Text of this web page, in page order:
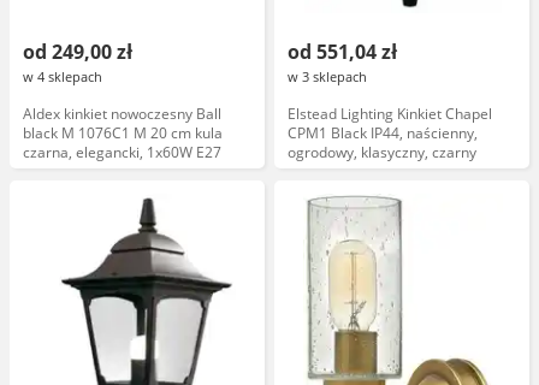
od 249,00 zł
w 4 sklepach
Aldex kinkiet nowoczesny Ball
black M 1076C1 M 20 cm kula
czarna, elegancki, 1x60W E27
od 551,04 zł
w 3 sklepach
Elstead Lighting Kinkiet Chapel
CPM1 Black IP44, naścienny,
ogrodowy, klasyczny, czarny